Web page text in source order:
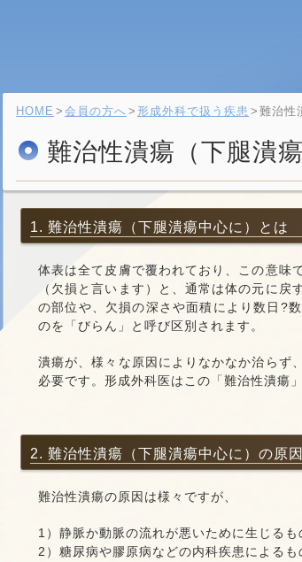
HOME 会員の方へ 形成外科で扱う疾患 難治性
難治性潰瘍（下腿潰瘍
1. 難治性潰瘍（下腿潰瘍中心に）とは
体表は全て皮膚で覆われており、この意味
（欠損と言います）と、通常は体の元に
の部位や、欠損の深さや面積により数日?
のを「びらん」と呼び区別されます。
潰瘍が、様々な原因によりなかなか治らず
必要です。形成外科医はこの「難治性潰瘍
2. 難治性潰瘍（下腿潰瘍中心に）の原因
難治性潰瘍の原因は様々ですが、
1）静脈か動脈の流れが悪いために生じるも
2）糖尿病や膠原病などの内科疾患によるも